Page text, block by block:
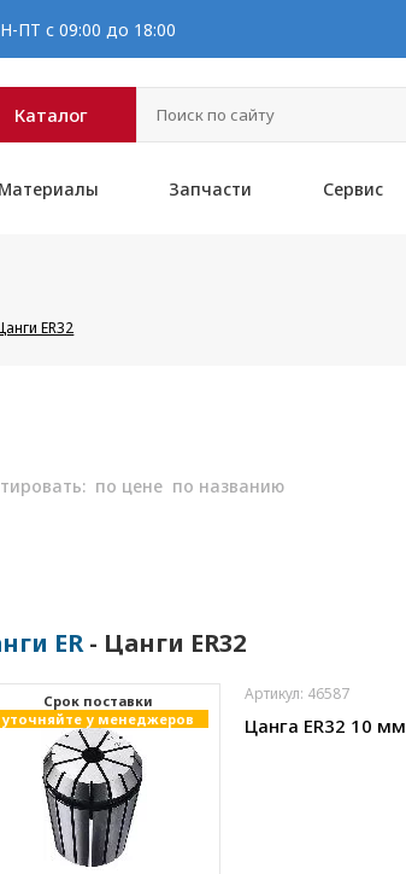
ПТ с 09:00 до 18:00
Каталог
Материалы Запчасти Сервис
ER32
по цене по названию
ER- Цанги ER32
Cрок поставки
уточняйте у менеджеров
Артикул: 46587
Цанга ER32 10 мм